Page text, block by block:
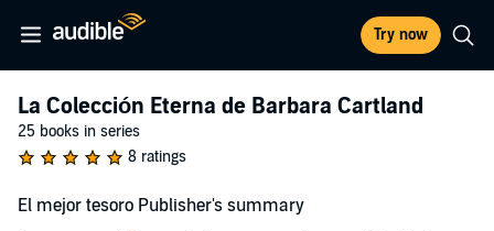
Try now
La Colección Eterna de Barbara Cartland
25 books in series
8 ratings
El mejor tesoro Publisher's summary